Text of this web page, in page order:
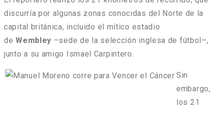
discurría por algunas zonas conocidas del Norte de la
capital británica, incluido el mítico estadio
deWembley –sede de la selección inglesa de fútbol–,
junto a su amigo Ismael Carpintero.
Sin
embargo,
los 21